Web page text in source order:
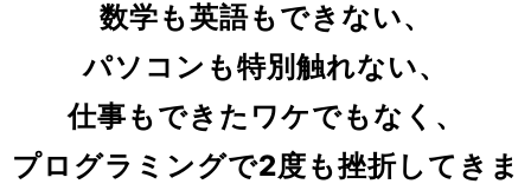
数学も英語もできない、
パソコンも特別触れない、
仕事もできたワケでもなく、
プログラミングで2度も挫折してきま